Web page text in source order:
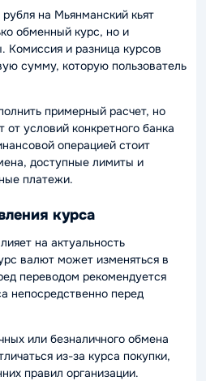
на Мьянманский кьят
обменный курс, но и
Комиссия и разница курсов
сумму, которую пользователь
примерный расчет, но
от условий конкретного банка
операцией стоит
доступные лимиты и
платежи.
курса
на актуальность
валют может изменяться в
переводом рекомендуется
непосредственно перед
или безналичного обмена
из-за курса покупки,
правил организации.